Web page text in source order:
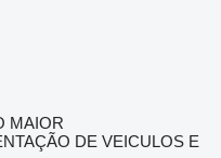
MAIOR
DE VEICULOS E